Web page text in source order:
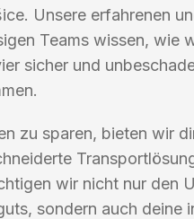
Unsere erfahrenen
Teams wissen, wie
sicher und
zu sparen, bieten wir
wir nicht nur den
sondern auch deine